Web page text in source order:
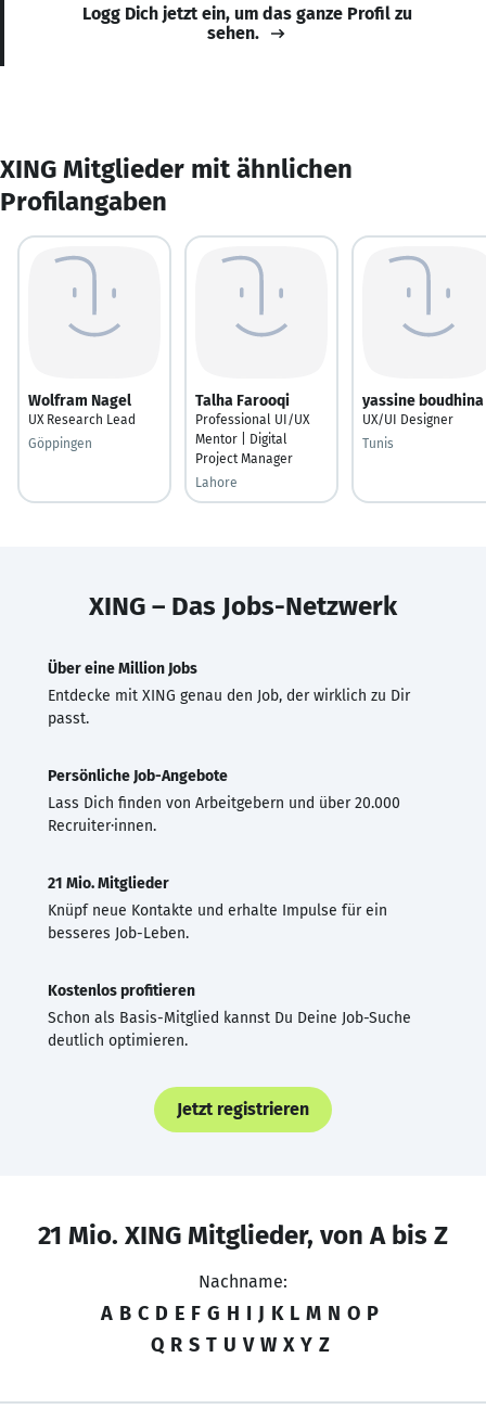
Logg Dich jetzt ein, um das ganze Profil zu
sehen.
XING Mitglieder mit ähnlichen
Profilangaben
Wolfram Nagel
UX Research Lead
Göppingen
Talha Farooqi
Professional UI/UX
Mentor | Digital
Project Manager
Lahore
yassine boudhina
UX/UI Designer
Tunis
XING – Das Jobs-Netzwerk
Über eine Million Jobs
Entdecke mit XING genau den Job, der wirklich zu Dir
passt.
Persönliche Job-Angebote
Lass Dich finden von Arbeitgebern und über 20.000
Recruiter·innen.
21 Mio. Mitglieder
Knüpf neue Kontakte und erhalte Impulse für ein
besseres Job-Leben.
Kostenlos profitieren
Schon als Basis-Mitglied kannst Du Deine Job-Suche
deutlich optimieren.
Jetzt registrieren
21 Mio. XING Mitglieder, von A bis Z
Nachname:
A B C D E F G H I J K L M N O P
Q R S T U V W X Y Z